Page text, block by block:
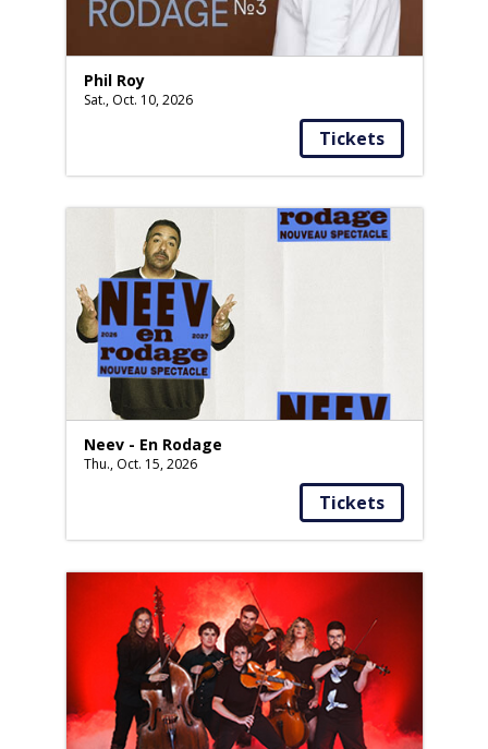
Phil Roy
Sat., Oct. 10, 2026
Tickets
Neev - En Rodage
Thu., Oct. 15, 2026
Tickets